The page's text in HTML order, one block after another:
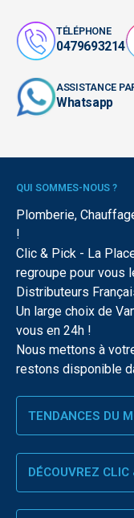
TÉLÉPHONE
0479693214
ASSISTANCE
Whatsapp
QUI SOMMES-NOUS ?
Plomberie,
!
Clic & Pick - La
regroupe pour vous
Distributeurs
Un large choix de
vous en 24h !
Nous mettons à
restons disponible
TENDANCES DU
DÉCOUVREZ CLIC